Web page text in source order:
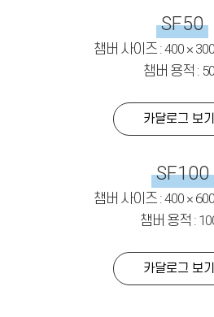
SF50
챔버 사이즈 : 400 ×
챔버 용적 :
카달로그 보
SF100
챔버 사이즈 : 400 ×
챔버 용적 :
카달로그 보